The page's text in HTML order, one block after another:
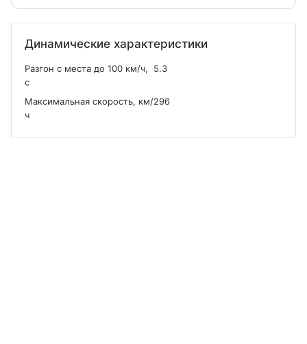
Динамические характеристики
Разгон с места до 100 км/ч,
с
5.3
Максимальная скорость, км/
ч
296